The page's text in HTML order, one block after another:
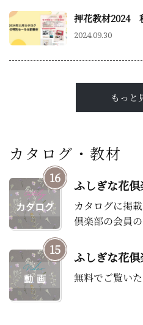
押花教材2024
2024.09.30
もっと
カタログ・教材
16
ふしぎな花
カタログに掲
倶楽部の会員
15
ふしぎな花
無料でご覧い